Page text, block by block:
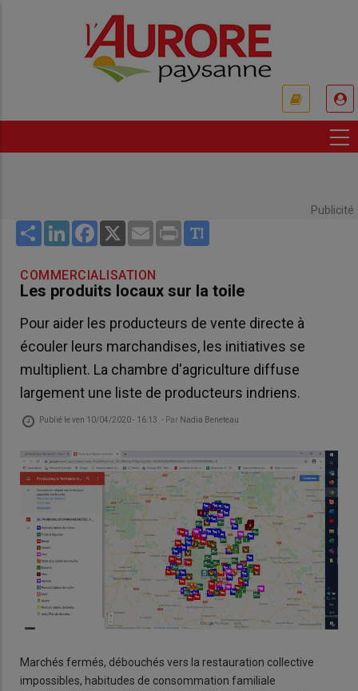
Publicité
Share LinkedInFacebook
X Email Print
COMMERCIALISATION
Les produits locaux sur la toile
Pour aider les producteurs de vente directe à
écouler leurs marchandises, les initiatives se
multiplient. La chambre d'agriculture diffuse
largement une liste de producteurs indriens.
Publié leven 10/04/2020 - 16:13 - Par Nadia Beneteau
Marchés fermés, débouchés vers la restauration collective
impossibles, habitudes de consommation familiale